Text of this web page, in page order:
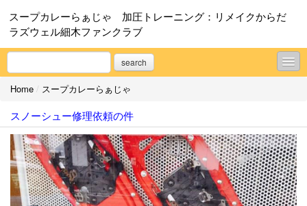
スープカレーらぁじゃ 加圧トレーニング：リメイクからだ
ラズウェル細木ファンクラブ
search
スープカレーらぁじゃ
加圧トレーニング：リメイクからだ
ラズウェル細木ファンクラブ
プロフィール
お問合せ
Home / スープカレーらぁじゃ
スノーシュー修理依頼の件